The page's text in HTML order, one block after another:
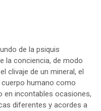
de la psiquis
la conciencia, de modo
clivaje de un mineral, el
humano como
en incontables ocasiones,
diferentes y acordes a